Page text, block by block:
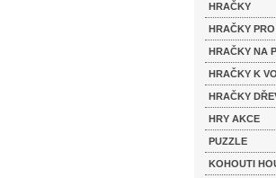
HRAČKY
HRAČKY
HRAČKY NA
HRAČKY K
HRAČKY
HRY AKCE
PUZZLE
KOHOUTI